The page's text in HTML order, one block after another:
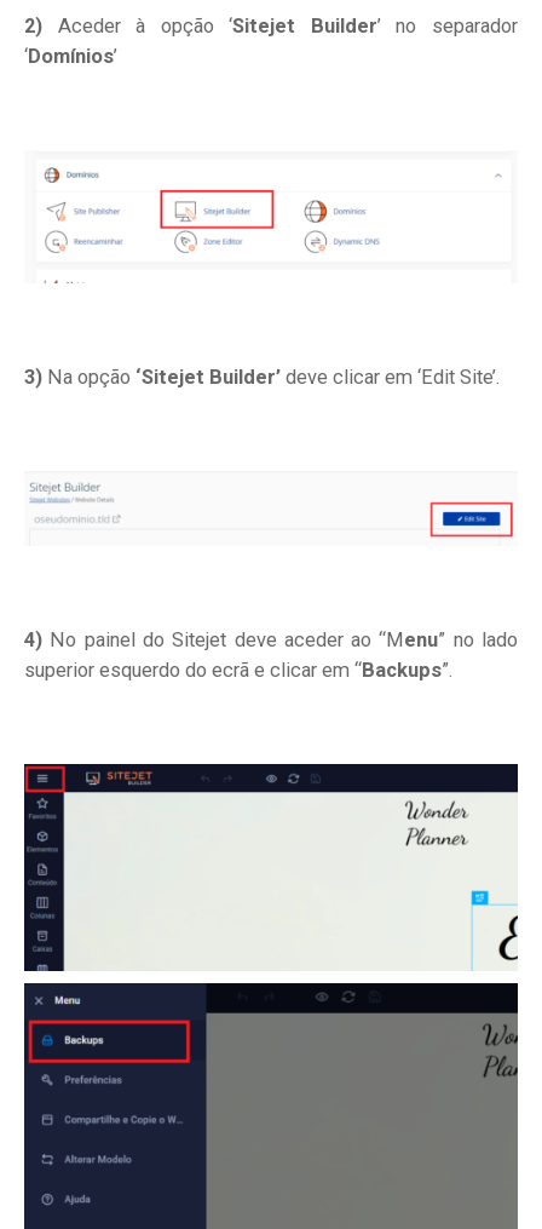
2) Aceder à opção ‘Sitejet Builder’ no separador
‘Domínios’
3) Na opção ‘Sitejet Builder’ deve clicar em ‘Edit Site’.
4) No painel do Sitejet deve aceder ao “M enu” no lado
superior esquerdo do ecrã e clicar em “Backups”.